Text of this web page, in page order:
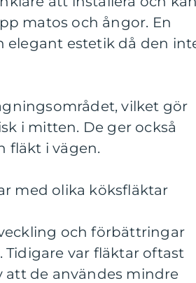
matos och ångor. En
elegant estetik då den
vilket gör
i mitten. De ger också
fläkt i vägen.
med olika köksfläktar
och förbättringar
var fläktar oftast
att de användes mindre